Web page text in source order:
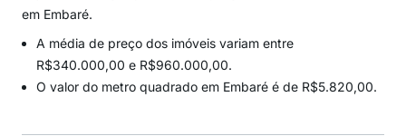
em Embaré.
A média de preço dos imóveis variam entre
R$340.000,00 e R$960.000,00.
O valor do metro quadrado em Embaré é de R$5.820,00.